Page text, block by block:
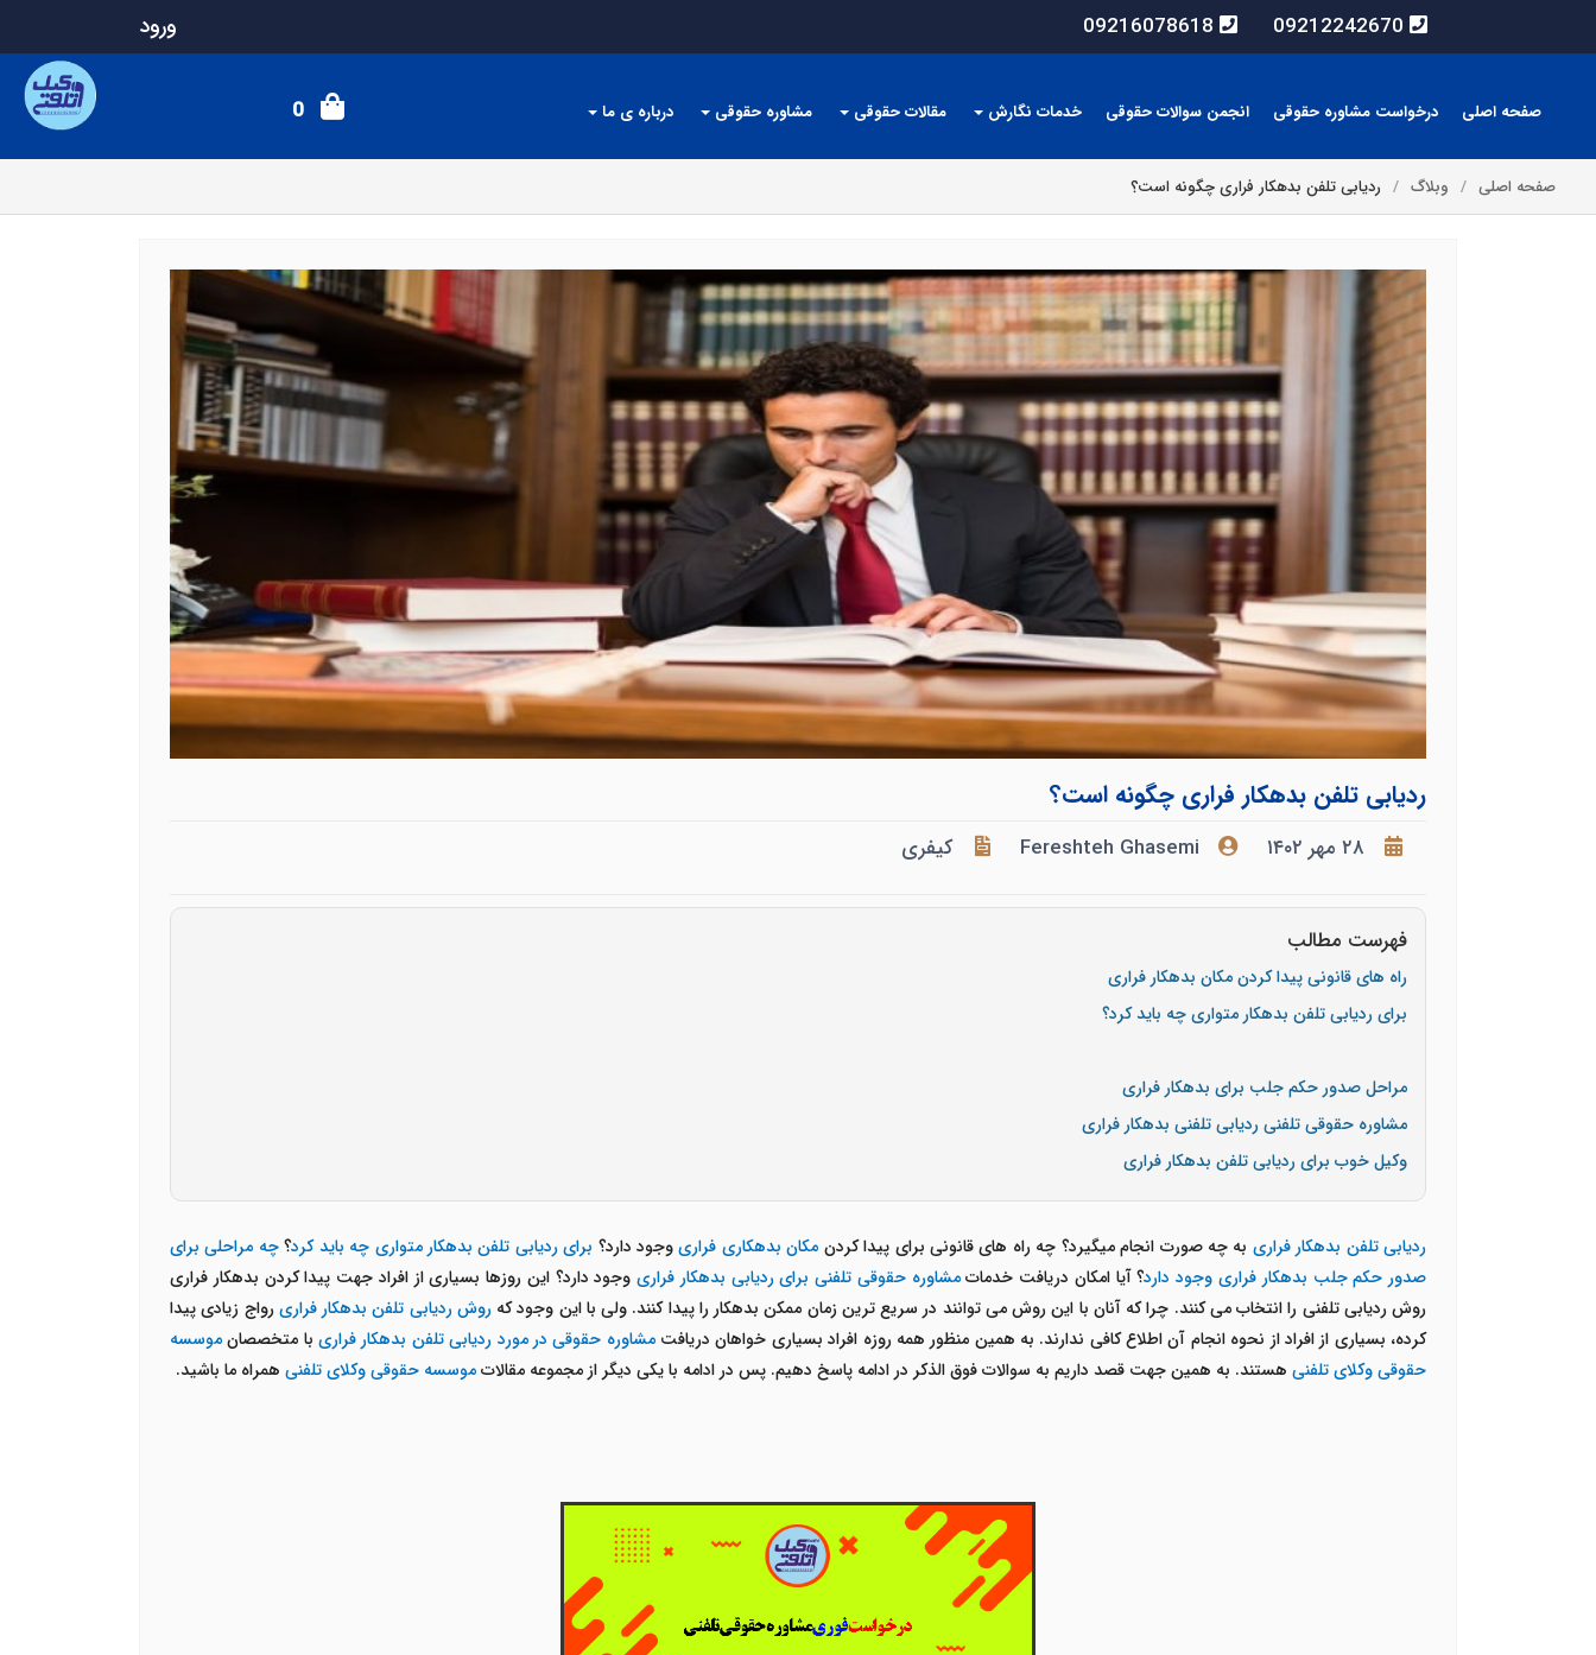
09212242670
09216078618 ورود
صفحه اصلی درخواست مشاوره حقوقی انجمن سوالات حقوقی خدمات نگارش مقالات حقوقی مشاوره حقوقی درباره ی ما 0
صفحه اصلی وبلاگ ردیابی تلفن بدهکار فراری چگونه است؟
ردیابی تلفن بدهکار فراری چگونه است؟
۲۸ مهر ۱۴۰۲ Fereshteh Ghasemi کیفری
فهرست مطالب
راه های قانونی پیدا کردن مکان بدهکار فراری
برای ردیابی تلفن بدهکار متواری چه باید کرد؟
مراحل صدور حکم جلب برای بدهکار فراری
مشاوره حقوقی تلفنی ردیابی تلفنی بدهکار فراری
وکیل خوب برای ردیابی تلفن بدهکار فراری
ردیابی تلفن بدهکار فراری به چه صورت انجام میگیرد؟ چه راه های قانونی برای پیدا کردن مکان بدهکاری فراریوجود دارد؟ برای ردیابی تلفن بدهکار متواری چه باید کرد؟چه مراحلی برای
صدور حکم جلب بدهکار فراری وجود دارد؟ آیا امکان دریافت خدماتمشاوره حقوقی تلفنی برای ردیابی بدهکار فراریوجود دارد؟ این روزها بسیاری از افراد جهت پیدا کردن بدهکار فراری
روش ردیابی تلفنی را انتخاب می کنند. چرا که آنان با این روش می توانند در سریع ترین زمان ممکن بدهکار را پیدا کنند. ولی با این وجود کهروش ردیابی تلفن بدهکار فراریرواج زیادی پیدا
کرده، بسیاری از افراد از نحوه انجام آن اطلاع کافی ندارند. به همین منظور همه روزه افراد بسیاری خواهان دریافتمشاوره حقوقی در مورد ردیابی تلفن بدهکار فراری با متخصصانموسسه
حقوقی وکلای تلفنی هستند. به همین جهت قصد داریم به سوالات فوق الذکر در ادامه پاسخ دهیم. پس در ادامه با یکی دیگر از مجموعه مقالاتموسسه حقوقی وکلای تلفنی همراه ما باشید.